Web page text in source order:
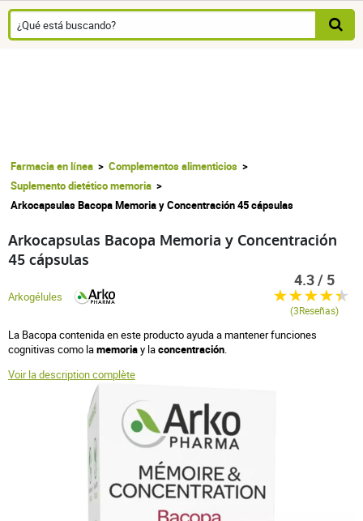
Farmacia en línea
Complementos alimenticios
Suplemento dietético memoria
Arkocapsulas Bacopa Memoria y Concentración 45 cápsulas
Arkocapsulas Bacopa Memoria y Concentración
45 cápsulas
Arkogélules
La Bacopa contenida en este producto ayuda a mantener funciones
cognitivas como lamemoriay laconcentración.
Voir la description complète
4.3 / 5
(3Reseñas)